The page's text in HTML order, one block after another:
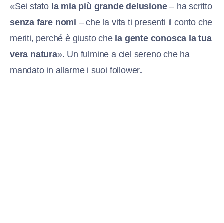
«Sei stato la mia più grande delusione– ha scritto
senza fare nomi – che la vita ti presenti il conto che
meriti, perché è giusto che la gente conosca la tua
vera natura». Un fulmine a ciel sereno che ha
mandato in allarme i suoi follower.